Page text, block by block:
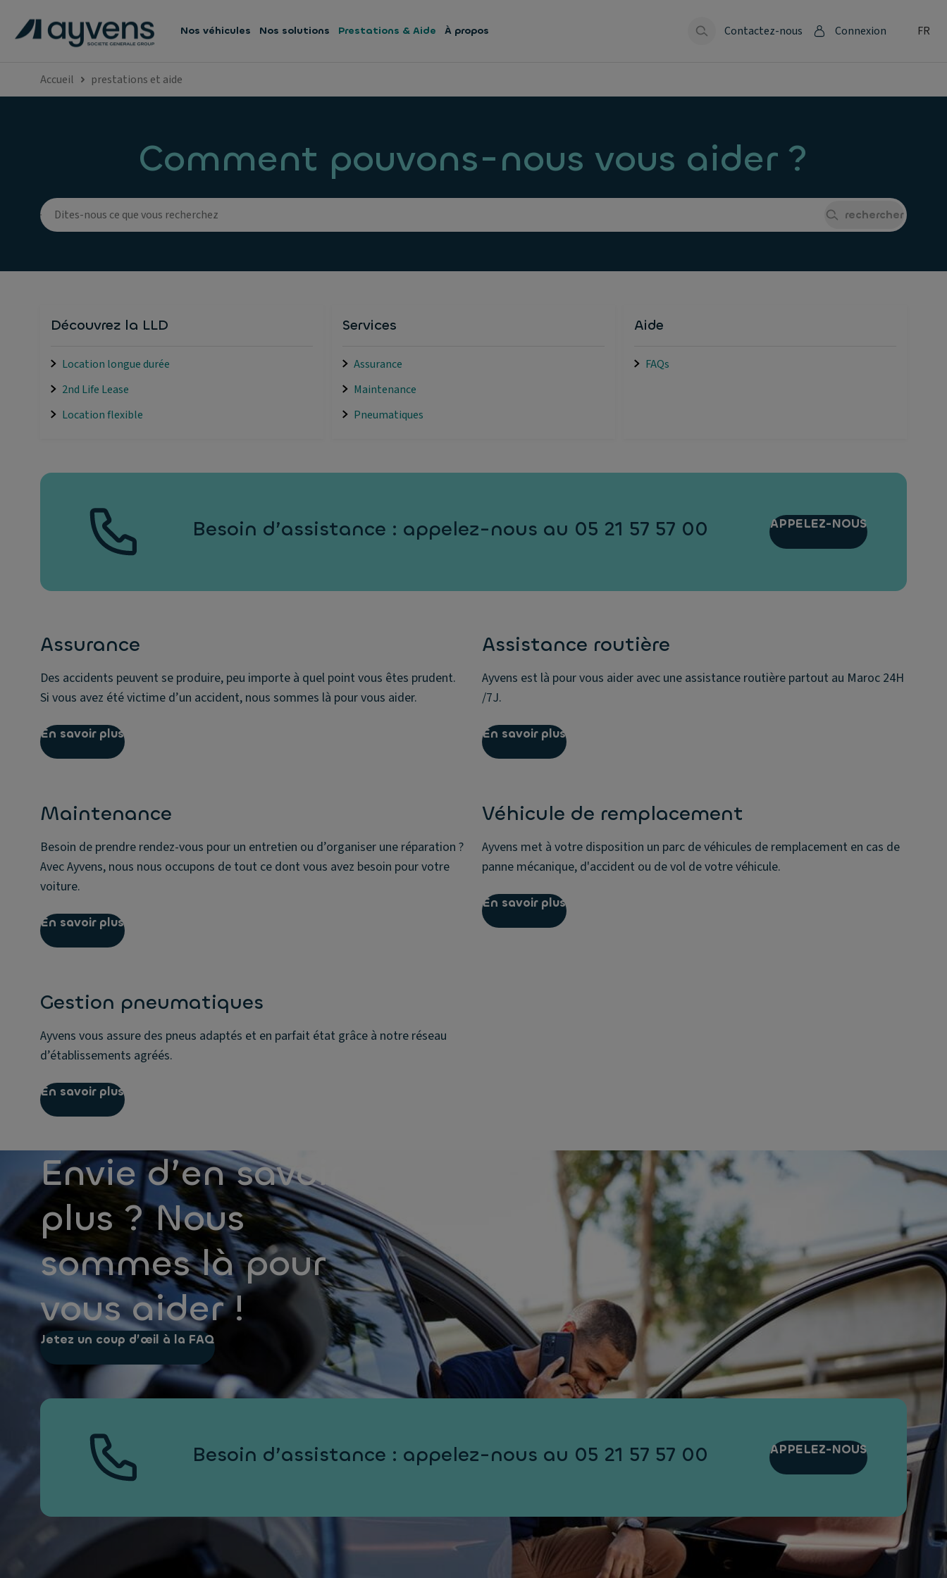
Nos véhicules Nos solutions Prestations & Aide À propos Contactez-nous Connexion FR
Accueil prestations et aide
Comment pouvons-nous vous aider ?
rechercher
Découvrez la LLD
Location longue durée
2nd Life Lease
Location flexible
Services
Assurance
Maintenance
Pneumatiques
Aide
FAQs
Besoin d’assistance : appelez-nous au 05 21 57 57 00 APPELEZ-NOUS
Assurance
Des accidents peuvent se produire, peu importe à quel point vous êtes prudent.
Si vous avez été victime d’un accident, nous sommes là pour vous aider.
En savoir plus
Assistance routière
Ayvens est là pour vous aider avec une assistance routière partout au Maroc 24H
/7J.
En savoir plus
Maintenance
Besoin de prendre rendez-vous pour un entretien ou d’organiser une réparation ?
Avec Ayvens, nous nous occupons de tout ce dont vous avez besoin pour votre
voiture.
En savoir plus
Véhicule de remplacement
Ayvens met à votre disposition un parc de véhicules de remplacement en cas de
panne mécanique, d'accident ou de vol de votre véhicule.
En savoir plus
Gestion pneumatiques
Ayvens vous assure des pneus adaptés et en parfait état grâce à notre réseau
d’établissements agréés.
En savoir plus
Envie d’en savoir
plus ? Nous
sommes là pour
vous aider !
Jetez un coup d’œil à la FAQ
Besoin d’assistance : appelez-nous au 05 21 57 57 00 APPELEZ-NOUS